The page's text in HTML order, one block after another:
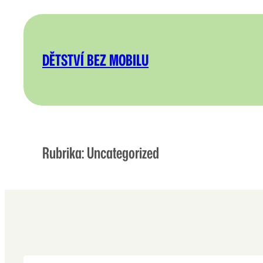
Přeskočit
DĚTSTVÍ BEZ MOBILU
Rubrika:Uncategorized